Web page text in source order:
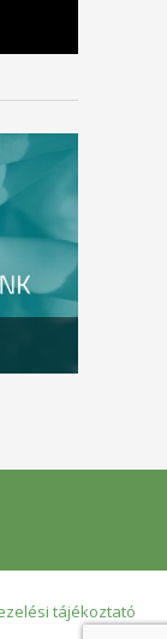
tájékoztató